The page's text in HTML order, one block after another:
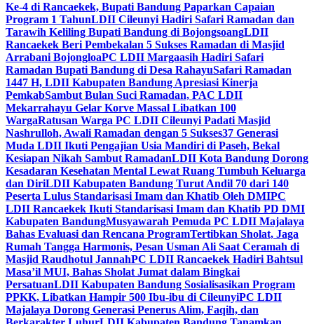
Ke-4 di Rancaekek, Bupati Bandung Paparkan Capaian
Program 1 TahunLDII Cileunyi Hadiri Safari Ramadan dan
Tarawih Keliling Bupati Bandung di BojongsoangLDII
Rancaekek Beri Pembekalan 5 Sukses Ramadan di Masjid
Arrabani BojongloaPC LDII Margaasih Hadiri Safari
Ramadan Bupati Bandung di Desa RahayuSafari Ramadan
1447 H, LDII Kabupaten Bandung Apresiasi Kinerja
PemkabSambut Bulan Suci Ramadan, PAC LDII
Mekarrahayu Gelar Korve Massal Libatkan 100
WargaRatusan Warga PC LDII Cileunyi Padati Masjid
Nashrulloh, Awali Ramadan dengan 5 Sukses37 Generasi
Muda LDII Ikuti Pengajian Usia Mandiri di Paseh, Bekal
Kesiapan Nikah Sambut RamadanLDII Kota Bandung Dorong
Kesadaran Kesehatan Mental Lewat Ruang Tumbuh Keluarga
dan DiriLDII Kabupaten Bandung Turut Andil 70 dari 140
Peserta Lulus Standarisasi Imam dan Khatib Oleh DMIPC
LDII Rancaekek Ikuti Standarisasi Imam dan Khatib PD DMI
Kabupaten BandungMusyawarah Pemuda PC LDII Majalaya
Bahas Evaluasi dan Rencana ProgramTertibkan Sholat, Jaga
Rumah Tangga Harmonis, Pesan Usman Ali Saat Ceramah di
Masjid Raudhotul JannahPC LDII Rancaekek Hadiri Bahtsul
Masa’il MUI, Bahas Sholat Jumat dalam Bingkai
PersatuanLDII Kabupaten Bandung Sosialisasikan Program
PPKK, Libatkan Hampir 500 Ibu-ibu di CileunyiPC LDII
Majalaya Dorong Generasi Penerus Alim, Faqih, dan